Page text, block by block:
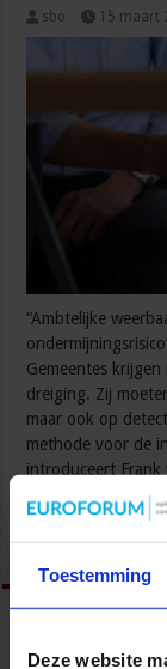
Toestemming
Deze website
sbo 15 maart
“Ambtelijke
Gemeentes
dreiging. Zij
maar ook op
methode voor de
introduceert Frank